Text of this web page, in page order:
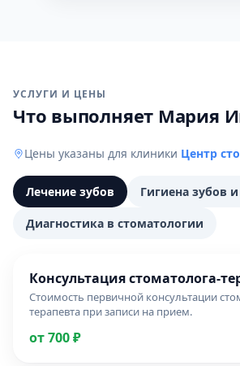
УСЛУГИ И ЦЕНЫ
Что выполняет Мария
Цены указаны для клиники Центр
Лечение зубов Гигиена зубов
Диагностика в стоматологии
Консультация стоматолога-
Стоимость первичной консультации
терапевта при записи на прием.
от 700 ₽